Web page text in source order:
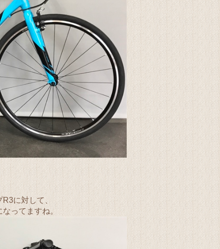
に対して、
ってますね。